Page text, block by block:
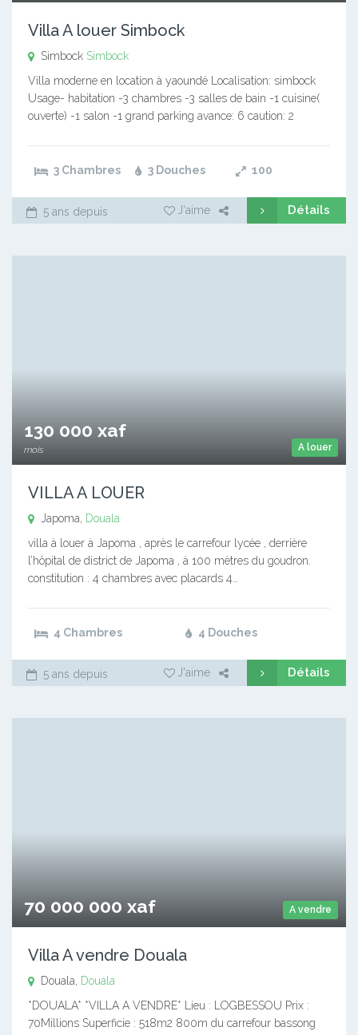
Villa A louer Simbock
Simbock Simbock
Villa moderne en location à yaoundé Localisation: simbock
Usage- habitation -3 chambres -3 salles de bain -1 cuisine(
ouverte) -1 salon -1 grand parking avance: 6 caution: 2
3 Chambres 3 Douches 100
5 ans depuis J'aime Détails
A louer
130 000 xaf
mois
VILLA A LOUER
Japoma,
Douala
villa à louer à Japoma , après le carrefour lycée , derrière
l’hôpital de district de Japoma , à 100 mètres du goudron.
constitution : 4 chambres avec placards 4…
4 Chambres 4 Douches
5 ans depuis J'aime Détails
A vendre
70 000 000 xaf
Villa A vendre Douala
Douala,
Douala
*DOUALA* *VILLA A VENDRE* Lieu : LOGBESSOU Prix :
70Millions Superficie : 518m2 800m du carrefour bassong